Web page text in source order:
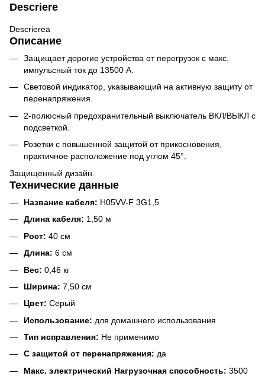
Descriere
Descrierea
Описание
Защищает дорогие устройства от перегрузок с макс.
импульсный ток до 13500 А.
Световой индикатор, указывающий на активную защиту от
перенапряжения.
2-полюсный предохранительный выключатель ВКЛ/ВЫКЛ с
подсветкой.
Розетки с повышенной защитой от прикосновения,
практичное расположение под углом 45°.
Защищенный дизайн.
Технические данные
Название кабеля: H05VV-F 3G1,5
Длина кабеля: 1,50 м
Рост: 40 см
Длина: 6 см
Вес: 0,46 кг
Ширина: 7,50 см
Цвет: Серый
Использование: для домашнего использования
Тип исправления: Не применимо
С защитой от перенапряжения: да
Макс. электрический Нагрузочная способность: 3500